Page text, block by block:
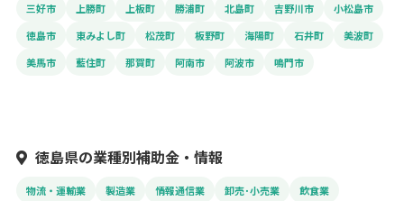
三好市 上勝町 上板町 勝浦町 北島町 吉野川市
小松島市
徳島市
東みよし町 松茂町 板野町 海陽町 石井町
美波町
美馬市
藍住町 那賀町 阿南市 阿波市 鳴門市
徳島県の業種別補助金・情報
物流・運輸業 製造業 情報通信業 卸売･小売業
飲食業